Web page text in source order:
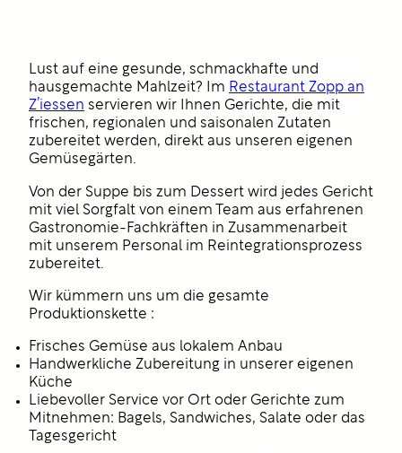
Lust auf eine gesunde, schmackhafte und
hausgemachte Mahlzeit? Im Restaurant Zopp an
Z’iessen servieren wir Ihnen Gerichte, die mit
frischen, regionalen und saisonalen Zutaten
zubereitet werden, direkt aus unseren eigenen
Gemüsegärten.
Von der Suppe bis zum Dessert wird jedes Gericht
mit viel Sorgfalt von einem Team aus erfahrenen
Gastronomie-Fachkräften in Zusammenarbeit
mit unserem Personal im Reintegrationsprozess
zubereitet.
Wir kümmern uns um die gesamte
Produktionskette :
Frisches Gemüse aus lokalem Anbau
Handwerkliche Zubereitung in unserer eigenen
Küche
Liebevoller Service vor Ort oder Gerichte zum
Mitnehmen: Bagels, Sandwiches, Salate oder das
Tagesgericht